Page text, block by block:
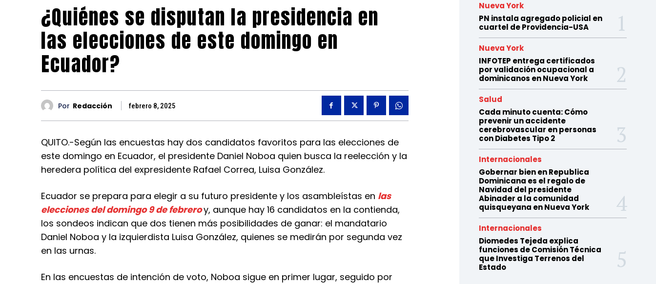
¿Quiénes se disputan la presidencia en
las elecciones de este domingo en
Ecuador?
Por Redacción febrero 8, 2025
QUITO.-Según las encuestas hay dos candidatos favoritos para las elecciones de
este domingo en Ecuador, el presidente Daniel Noboa quien busca la reelección y la
heredera política del expresidente Rafael Correa, Luisa González.
Ecuador se prepara para elegir a su futuro presidente y los asambleístas en las
elecciones del domingo 9 de febreroy, aunque hay 16 candidatos en la contienda,
los sondeos indican que dos tienen más posibilidades de ganar: el mandatario
Daniel Noboa y la izquierdista Luisa González, quienes se medirán por segunda vez
en las urnas.
En las encuestas de intención de voto, Noboa sigue en primer lugar, seguido por
Nueva York
PN instala agregado policial en
cuartel de Providencia-USA
Nueva York
INFOTEP entrega certificados
por validación ocupacional a
dominicanos en Nueva York
Salud
Cada minuto cuenta: Cómo
prevenir un accidente
cerebrovascular en personas
con Diabetes Tipo 2
Internacionales
Gobernar bien en Republica
Dominicana es el regalo de
Navidad del presidente
Abinader a la comunidad
quisqueyana en Nueva York
Internacionales
Diomedes Tejeda explica
funciones de Comisión Técnica
que Investiga Terrenos del
Estado